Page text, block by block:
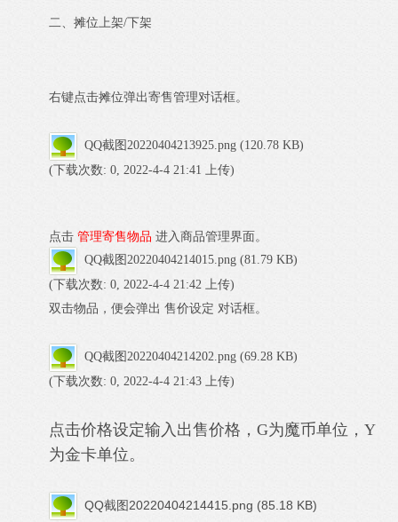
二、摊位上架/下架
右键点击摊位弹出寄售管理对话框。
QQ截图20220404213925.png (120.78 KB)
(下载次数: 0, 2022-4-4 21:41 上传)
点击 管理寄售物品 进入商品管理界面。
QQ截图20220404214015.png (81.79 KB)
(下载次数: 0, 2022-4-4 21:42 上传)
双击物品，便会弹出 售价设定 对话框。
QQ截图20220404214202.png (69.28 KB)
(下载次数: 0, 2022-4-4 21:43 上传)
点击价格设定输入出售价格，G为魔币单位，Y
为金卡单位。
QQ截图20220404214415.png (85.18 KB)